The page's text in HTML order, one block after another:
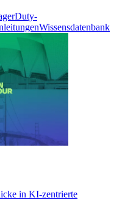
Wissensdatenbank
in KI-zentrierte